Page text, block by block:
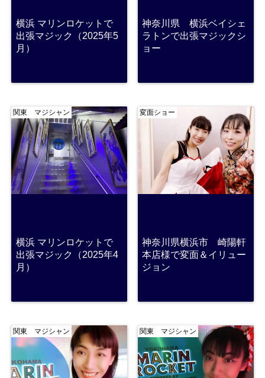
横浜 マリンロケットで
出張マジック（2025年5
月）
神奈川県 横浜ベイシェ
ラトンで出張マジックシ
ョー
関東 マジシャン
横浜 マリンロケットで
出張マジック（2025年4
月）
変面ショー
神奈川県横浜市 崎陽軒
本店様で変面＆イリュー
ジョン
関東 マジシャン 関東 マジシャン